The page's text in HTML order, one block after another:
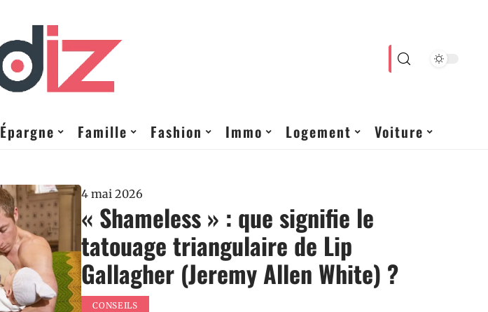
Épargne Famille Fashion Immo Logement Voiture
4 mai 2026
« Shameless » : que signifie le
tatouage triangulaire de Lip
Gallagher (Jeremy Allen White) ?
CONSEILS